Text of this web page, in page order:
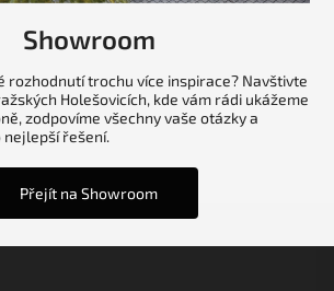
Showroom
rozhodnutí trochu více inspirace? Navštivte
Holešovicích, kde vám rádi ukážeme
zodpovíme všechny vaše otázky a
nejlepší řešení.
Přejít na Showroom